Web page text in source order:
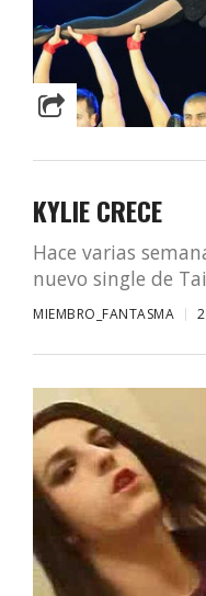
KYLIE CRECE
Hace varias
nuevo single de
MIEMBRO_FANTASMA